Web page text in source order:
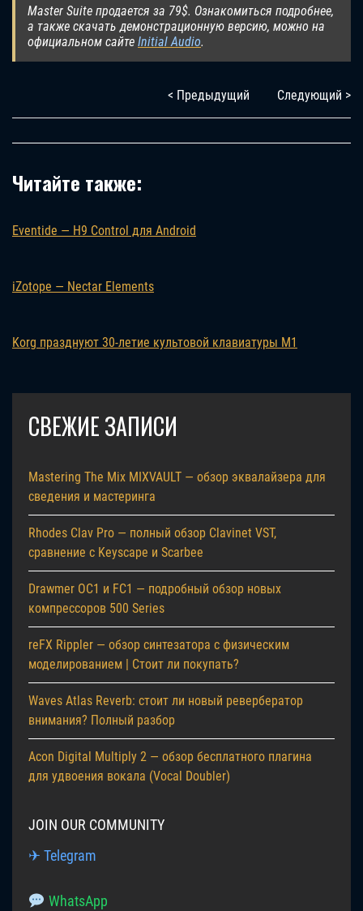
Master Suite продается за 79$. Ознакомиться подробнее,
а также скачать демонстрационную версию, можно на
официальном сайте Initial Audio.
< Предыдущий Следующий >
Читайте также:
Eventide — H9 Control для Android
iZotope — Nectar Elements
Korg празднуют 30-летие культовой клавиатуры M1
СВЕЖИЕ ЗАПИСИ
Mastering The Mix MIXVAULT — обзор эквалайзера для
сведения и мастеринга
Rhodes Clav Pro — полный обзор Clavinet VST,
сравнение с Keyscape и Scarbee
Drawmer OC1 и FC1 — подробный обзор новых
компрессоров 500 Series
reFX Rippler — обзор синтезатора с физическим
моделированием | Стоит ли покупать?
Waves Atlas Reverb: стоит ли новый ревербератор
внимания? Полный разбор
Acon Digital Multiply 2 — обзор бесплатного плагина
для удвоения вокала (Vocal Doubler)
JOIN OUR COMMUNITY
✈ Telegram
WhatsApp